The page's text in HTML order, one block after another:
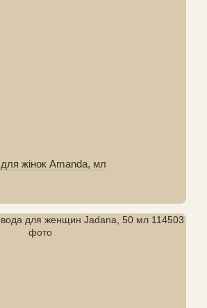
жінок Amanda, мл